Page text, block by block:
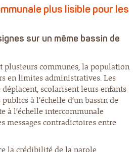
plus lisible pour les
sur un même bassin de
plusieurs communes, la population
en limites administratives. Les
scolarisent leurs enfants
à l’échelle d’un bassin de
à l’échelle intercommunale
messages contradictoires entre
la crédibilité de la parole